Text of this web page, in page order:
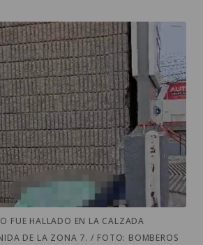
FUE HALLADO EN LA CALZADA
DE LA ZONA 7. / FOTO: BOMBEROS